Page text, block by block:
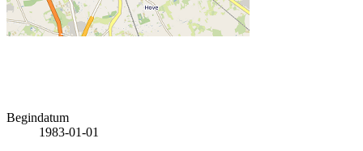
Begindatum
1983-01-01